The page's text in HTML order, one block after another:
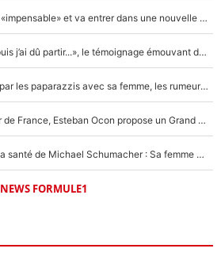
F1 - Alpine signe un accord «impensable» et va entrer dans une nouvelle dimension : Grande nouvelle pour Pierre Gasly !
F1 : « Je lui ai fait un câlin, puis j’ai dû partir...», le témoignage émouvant de Max Verstappen sur sa fille
F1 : Charles Leclerc surpris par les paparazzis avec sa femme, les rumeurs étaient vraies !
Comme pour le final du Tour de France, Esteban Ocon propose un Grand Prix de Formule 1 à Paris : «Autour de l’Arc de Triomphe, ce serait génial» !
Nouvelle rumeur autour de la santé de Michael Schumacher : Sa femme Corinna sort du silence
NEWS FORMULE1